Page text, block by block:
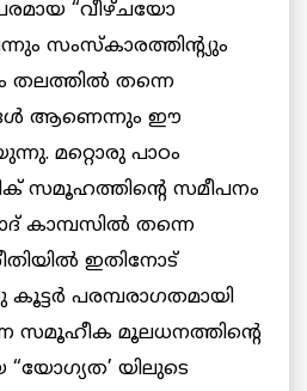
“വീഴ്ചയോ
സംസ്കാരത്തിന്റ്യും
തലത്തില്‍ തന്നെ
ആണെന്നും ഈ
മറ്റൊരു പാഠം
സമൂഹത്തിന്റെ സമീപനം
തന്നെ
ഇതിനോട്
കൂട്ടര്‍ പരമ്പരാഗതമായി
സമൂഹീക മൂലധനത്തിന്റെ
“യോഗ്യത’ യിലുടെ